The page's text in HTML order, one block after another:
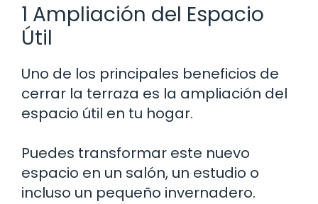
1 Ampliación del Espacio
Útil
Uno de los principales beneficios de
cerrar la terraza es la ampliación del
espacio útil en tu hogar.
Puedes transformar este nuevo
espacio en un salón, un estudio o
incluso un pequeño invernadero.